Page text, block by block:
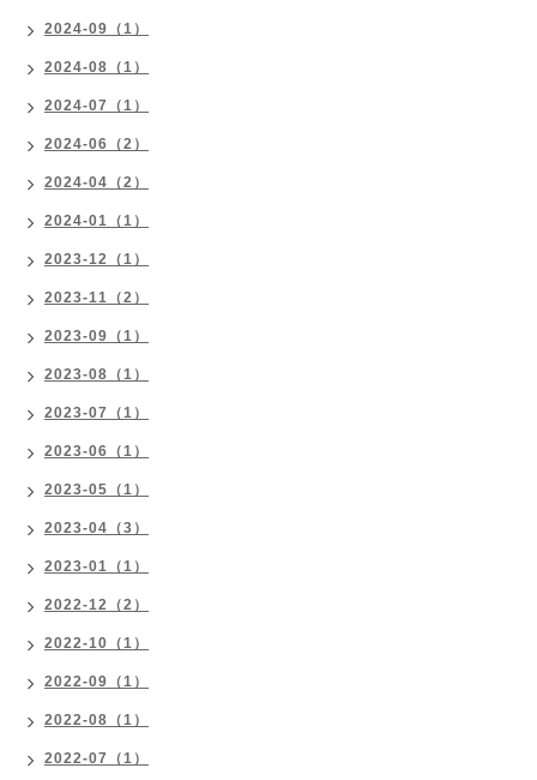
2024-09（1）
2024-08（1）
2024-07（1）
2024-06（2）
2024-04（2）
2024-01（1）
2023-12（1）
2023-11（2）
2023-09（1）
2023-08（1）
2023-07（1）
2023-06（1）
2023-05（1）
2023-04（3）
2023-01（1）
2022-12（2）
2022-10（1）
2022-09（1）
2022-08（1）
2022-07（1）